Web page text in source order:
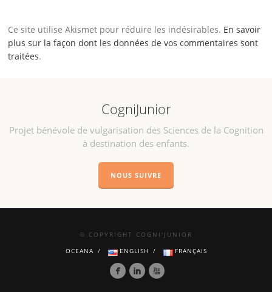
Ce site utilise Akismet pour réduire les indésirables. En savoir
plus sur la façon dont les données de vos commentaires sont
traitées.
CogniJunior
Projet bénévole de vulgarisation des Sciences de la Cognition
à destination des enfants.
NOUS SUIVRE
© COPYRIGHT COGNI'JUNIOR
OCEANA
ENGLISH FRANÇAIS